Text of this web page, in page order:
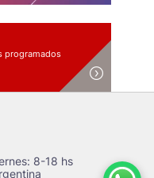
programados
8-18 hs